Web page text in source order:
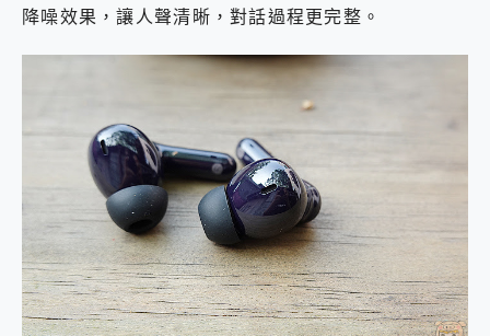
降噪效果，讓人聲清晰，對話過程更完整。